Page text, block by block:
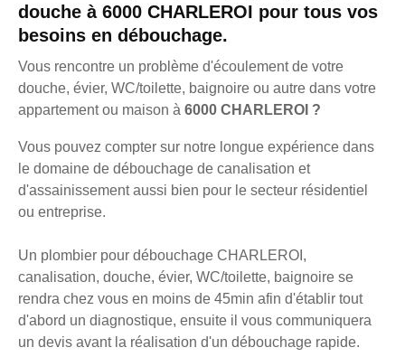
douche à 6000 CHARLEROI pour tous vos
besoins en débouchage.
Vous rencontre un problème d'écoulement de votre
douche, évier, WC/toilette, baignoire ou autre dans votre
appartement ou maison à 6000 CHARLEROI ?
Vous pouvez compter sur notre longue expérience dans
le domaine de débouchage de canalisation et
d'assainissement aussi bien pour le secteur résidentiel
ou entreprise.
Un plombier pour débouchage CHARLEROI,
canalisation, douche, évier, WC/toilette, baignoire se
rendra chez vous en moins de 45min afin d'établir tout
d'abord un diagnostique, ensuite il vous communiquera
un devis avant la réalisation d'un débouchage rapide.